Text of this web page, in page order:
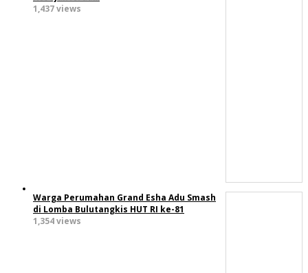
1,437 views
Warga Perumahan Grand Esha Adu Smash
di Lomba Bulutangkis HUT RI ke-81
1,354 views